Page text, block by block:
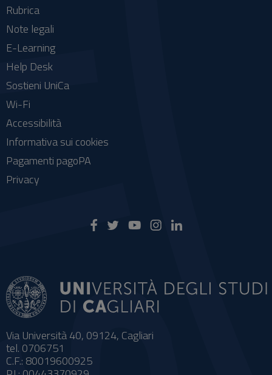
Via Università 40, 09124, Cagliari
tel. 0706751
C.F.: 80019600925
Rubrica
Note legali
E-Learning
Help Desk
Sostieni UniCa
Wi-Fi
Accessibilità
Informativa sui cookies
Pagamenti pagoPA
Privacy